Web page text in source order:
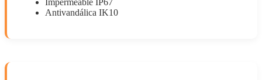
Antivandálica IK10